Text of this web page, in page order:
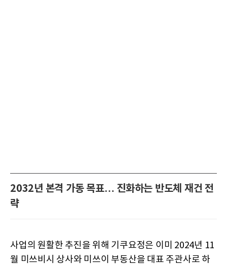
2032년 본격 가동 목표… 진화하는 반도체 재건 전
략
사업의 원활한 추진을 위해 기쿠요정은 이미 2024년 11
월 미쓰비시 상사와 미쓰이 부동산을 대표 주관사로 하